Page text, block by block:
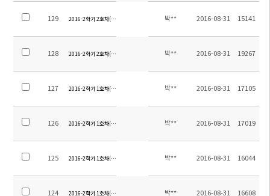
129 2016-2학기 2호차(후시지역) 탑승장소 안내-1박** 2016-08-31 15141
128 2016-2학기 2호차(후판,천역) 탑승장소 안내 박** 2016-08-31 19267
127 2016-2학기 1호차(후동지역) 탑승장소 안내-5박** 2016-08-31 17105
126 2016-2학기 1호차(후동지역) 탑승장소 안내-4박** 2016-08-31 17019
125 2016-2학기 1호차(후동지역) 탑승장소 안내-3박** 2016-08-31 16044
124 2016-2학기 1호차(후동지역) 탑승장소 안내-2박** 2016-08-31 16608